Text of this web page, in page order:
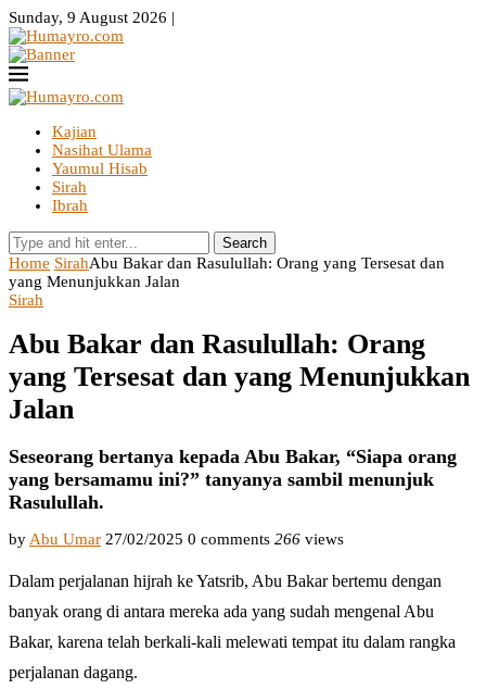
Sunday, 9 August 2026 |
Kajian
Nasihat Ulama
Yaumul Hisab
Sirah
Ibrah
Search
Home SirahAbu Bakar dan Rasulullah: Orang yang Tersesat dan
yang Menunjukkan Jalan
Sirah
Abu Bakar dan Rasulullah: Orang
yang Tersesat dan yang Menunjukkan
Jalan
Seseorang bertanya kepada Abu Bakar, “Siapa orang
yang bersamamu ini?” tanyanya sambil menunjuk
Rasulullah.
by Abu Umar 27/02/2025 0 comments 266 views
Dalam perjalanan hijrah ke Yatsrib, Abu Bakar bertemu dengan
banyak orang di antara mereka ada yang sudah mengenal Abu
Bakar, karena telah berkali-kali melewati tempat itu dalam rangka
perjalanan dagang.